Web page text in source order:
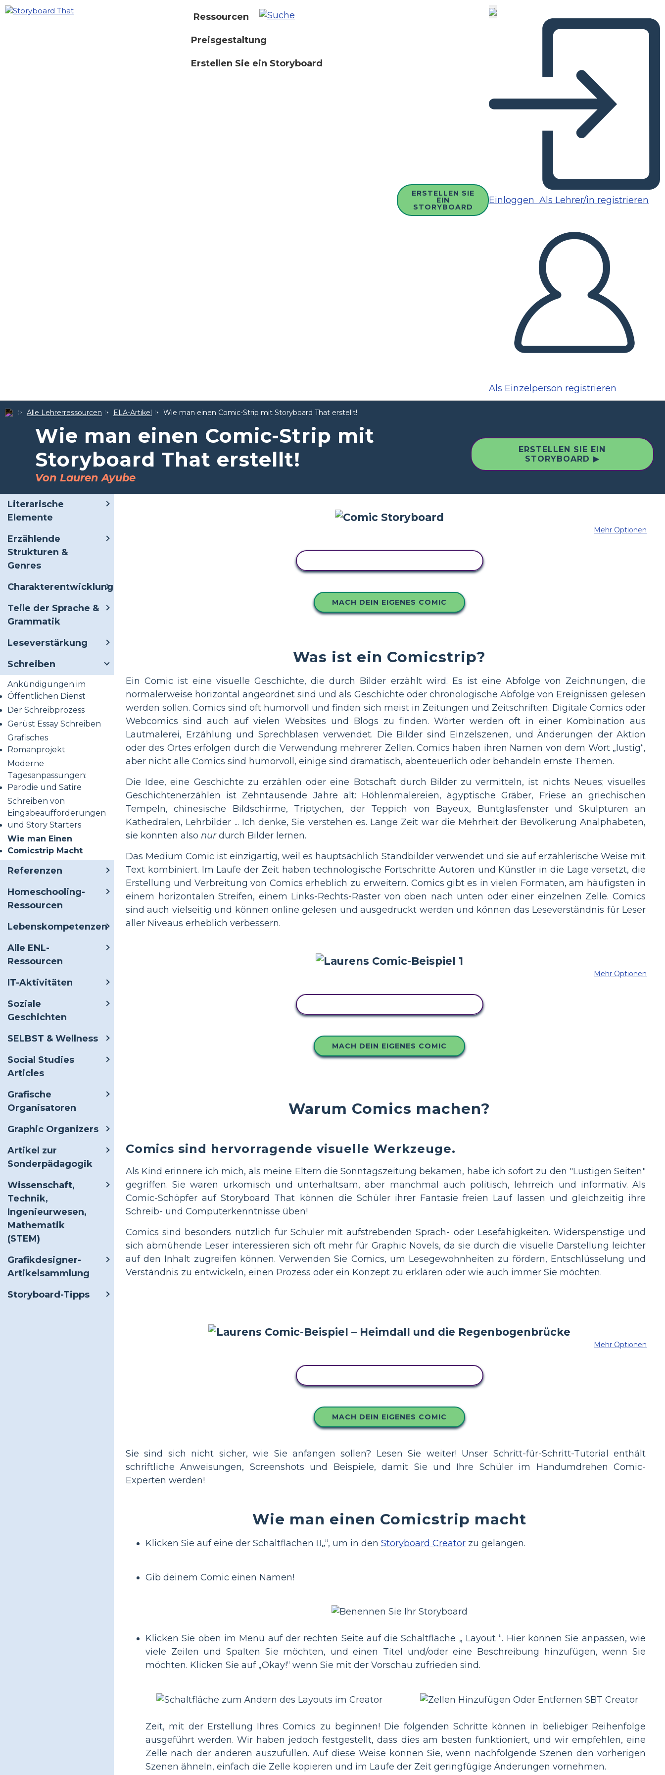
Ressourcen
Preisgestaltung
Erstellen Sie ein Storyboard
ERSTELLEN SIE
EIN
STORYBOARD
Einloggen Als Lehrer/in registrieren
Als Einzelperson registrieren
Alle Lehrerressourcen ELA-Artikel Wie man einen Comic-Strip mit Storyboard That erstellt!
Wie man einen Comic-Strip mit
Storyboard That erstellt!
Von Lauren Ayube
ERSTELLEN SIE EIN
STORYBOARD ▶
Literarische
Elemente
Erzählende
Strukturen &
Genres
Charakterentwicklung
Teile der Sprache &
Grammatik
Leseverstärkung
Schreiben
Ankündigungen im
Öffentlichen Dienst
Der Schreibprozess
Gerüst Essay Schreiben
Grafisches
Romanprojekt
Moderne
Tagesanpassungen:
Parodie und Satire
Schreiben von
Eingabeaufforderungen
und Story Starters
Wie man Einen
Comicstrip Macht
Referenzen
Homeschooling-
Ressourcen
Lebenskompetenzen
Alle ENL-
Ressourcen
IT-Aktivitäten
Soziale
Geschichten
SELBST & Wellness
Social Studies
Articles
Grafische
Organisatoren
Graphic Organizers
Artikel zur
Sonderpädagogik
Wissenschaft,
Technik,
Ingenieurwesen,
Mathematik
(STEM)
Grafikdesigner-
Artikelsammlung
Storyboard-Tipps
Mehr Optionen
MACH DEIN EIGENES COMIC
Was ist ein Comicstrip?
Ein Comic ist eine visuelle Geschichte, die durch Bilder erzählt wird. Es ist eine Abfolge von Zeichnungen, die
normalerweise horizontal angeordnet sind und als Geschichte oder chronologische Abfolge von Ereignissen gelesen
werden sollen. Comics sind oft humorvoll und finden sich meist in Zeitungen und Zeitschriften. Digitale Comics oder
Webcomics sind auch auf vielen Websites und Blogs zu finden. Wörter werden oft in einer Kombination aus
Lautmalerei, Erzählung und Sprechblasen verwendet. Die Bilder sind Einzelszenen, und Änderungen der Aktion
oder des Ortes erfolgen durch die Verwendung mehrerer Zellen. Comics haben ihren Namen von dem Wort „lustig“,
aber nicht alle Comics sind humorvoll, einige sind dramatisch, abenteuerlich oder behandeln ernste Themen.
Die Idee, eine Geschichte zu erzählen oder eine Botschaft durch Bilder zu vermitteln, ist nichts Neues; visuelles
Geschichtenerzählen ist Zehntausende Jahre alt: Höhlenmalereien, ägyptische Gräber, Friese an griechischen
Tempeln, chinesische Bildschirme, Triptychen, der Teppich von Bayeux, Buntglasfenster und Skulpturen an
Kathedralen, Lehrbilder ... Ich denke, Sie verstehen es. Lange Zeit war die Mehrheit der Bevölkerung Analphabeten,
sie konnten also nurdurch Bilder lernen.
Das Medium Comic ist einzigartig, weil es hauptsächlich Standbilder verwendet und sie auf erzählerische Weise mit
Text kombiniert. Im Laufe der Zeit haben technologische Fortschritte Autoren und Künstler in die Lage versetzt, die
Erstellung und Verbreitung von Comics erheblich zu erweitern. Comics gibt es in vielen Formaten, am häufigsten in
einem horizontalen Streifen, einem Links-Rechts-Raster von oben nach unten oder einer einzelnen Zelle. Comics
sind auch vielseitig und können online gelesen und ausgedruckt werden und können das Leseverständnis für Leser
aller Niveaus erheblich verbessern.
Mehr Optionen
MACH DEIN EIGENES COMIC
Warum Comics machen?
Comics sind hervorragende visuelle Werkzeuge.
Als Kind erinnere ich mich, als meine Eltern die Sonntagszeitung bekamen, habe ich sofort zu den "Lustigen Seiten"
gegriffen. Sie waren urkomisch und unterhaltsam, aber manchmal auch politisch, lehrreich und informativ. Als
Comic-Schöpfer auf Storyboard That können die Schüler ihrer Fantasie freien Lauf lassen und gleichzeitig ihre
Schreib- und Computerkenntnisse üben!
Comics sind besonders nützlich für Schüler mit aufstrebenden Sprach- oder Lesefähigkeiten. Widerspenstige und
sich abmühende Leser interessieren sich oft mehr für Graphic Novels, da sie durch die visuelle Darstellung leichter
auf den Inhalt zugreifen können. Verwenden Sie Comics, um Lesegewohnheiten zu fördern, Entschlüsselung und
Verständnis zu entwickeln, einen Prozess oder ein Konzept zu erklären oder wie auch immer Sie möchten.
Mehr Optionen
MACH DEIN EIGENES COMIC
Sie sind sich nicht sicher, wie Sie anfangen sollen? Lesen Sie weiter! Unser Schritt-für-Schritt-Tutorial enthält
schriftliche Anweisungen, Screenshots und Beispiele, damit Sie und Ihre Schüler im Handumdrehen Comic-
Experten werden!
Wie man einen Comicstrip macht
Klicken Sie auf eine der Schaltflächen „ِ“, um in den Storyboard Creator zu gelangen.
Gib deinem Comic einen Namen!
Klicken Sie oben im Menü auf der rechten Seite auf die Schaltfläche „ Layout “. Hier können Sie anpassen, wie
viele Zeilen und Spalten Sie möchten, und einen Titel und/oder eine Beschreibung hinzufügen, wenn Sie
möchten. Klicken Sie auf „Okay!“ wenn Sie mit der Vorschau zufrieden sind.
Zeit, mit der Erstellung Ihres Comics zu beginnen! Die folgenden Schritte können in beliebiger Reihenfolge
ausgeführt werden. Wir haben jedoch festgestellt, dass dies am besten funktioniert, und wir empfehlen, eine
Zelle nach der anderen auszufüllen. Auf diese Weise können Sie, wenn nachfolgende Szenen den vorherigen
Szenen ähneln, einfach die Zelle kopieren und im Laufe der Zeit geringfügige Änderungen vornehmen.